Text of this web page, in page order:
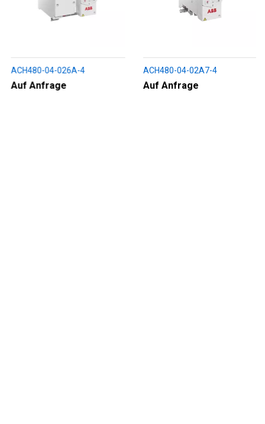
ACH480-04-026A-4
Auf Anfrage
ACH480-04-02A7-4
Auf Anfrage